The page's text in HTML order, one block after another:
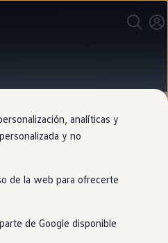
analíticas y
y no
de la web para ofrecerte
de Google disponible